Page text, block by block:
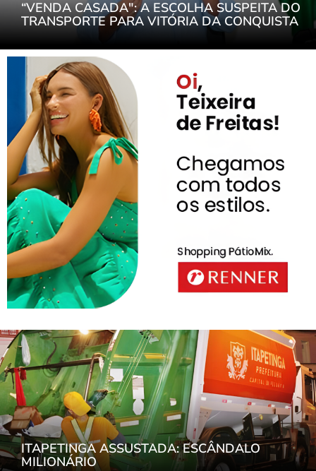
“VENDA CASADA": A ESCOLHA SUSPEITA DO
TRANSPORTE PARA VITÓRIA DA CONQUISTA
ITAPETINGA ASSUSTADA: ESCÂNDALO
MILIONÁRIO